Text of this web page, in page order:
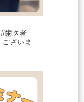
歯医者
ざいま